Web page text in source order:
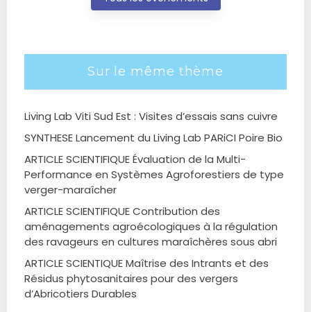
Sur le même thème
Living Lab Viti Sud Est : Visites d’essais sans cuivre
SYNTHESE Lancement du Living Lab PARiCI Poire Bio
ARTICLE SCIENTIFIQUE Évaluation de la Multi-
Performance en Systèmes Agroforestiers de type
verger-maraîcher
ARTICLE SCIENTIFIQUE Contribution des
aménagements agroécologiques à la régulation
des ravageurs en cultures maraîchères sous abri
ARTICLE SCIENTIQUE Maîtrise des Intrants et des
Résidus phytosanitaires pour des vergers
d’Abricotiers Durables